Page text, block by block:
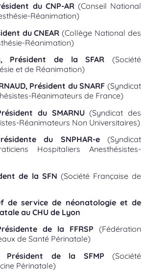
du CNP-AR(Conseil National
Réanimation)
du CNEAR (Collège National des
Réanimation)
Président de la SFAR (Société
et de Réanimation)
Président du SNARF (Syndicat
Réanimateurs de France)
du SMARNU (Syndicat des
Réanimateurs Non Universitaires)
du SNPHAR-e(Syndicat
Hospitaliers Anesthésistes-
de la SFN (Société Française de
de service de néonatologie et de
au CHU de Lyon
de la FFRSP (Fédération
de Santé Périnatale)
Président de la SFMP (Société
Périnatale)